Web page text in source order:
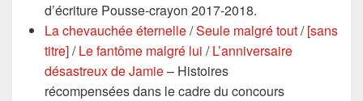
d’écriture Pousse-crayon 2017-2018.
La chevauchée éternelle/Seule malgré tout/[sans
titre]/Le fantôme malgré lui /L’anniversaire
désastreux de Jamie– Histoires
récompensées dans le cadre du concours